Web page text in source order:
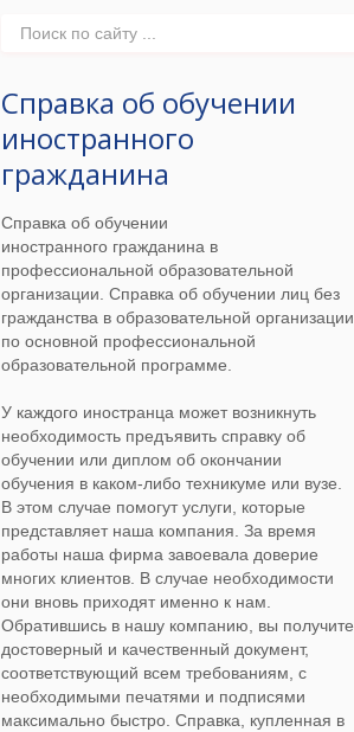
Справка об обучении
иностранного
гражданина
Справка об обучении
иностранного гражданина в
профессиональной образовательной
организации. Справка об обучении лиц без
гражданства в образовательной организации
по основной профессиональной
образовательной программе.
У каждого иностранца может возникнуть
необходимость предъявить справку об
обучении или диплом об окончании
обучения в каком-либо техникуме или вузе.
В этом случае помогут услуги, которые
представляет наша компания. За время
работы наша фирма завоевала доверие
многих клиентов. В случае необходимости
они вновь приходят именно к нам.
Обратившись в нашу компанию, вы получите
достоверный и качественный документ,
соответствующий всем требованиям, с
необходимыми печатями и подписями
максимально быстро. Справка, купленная в